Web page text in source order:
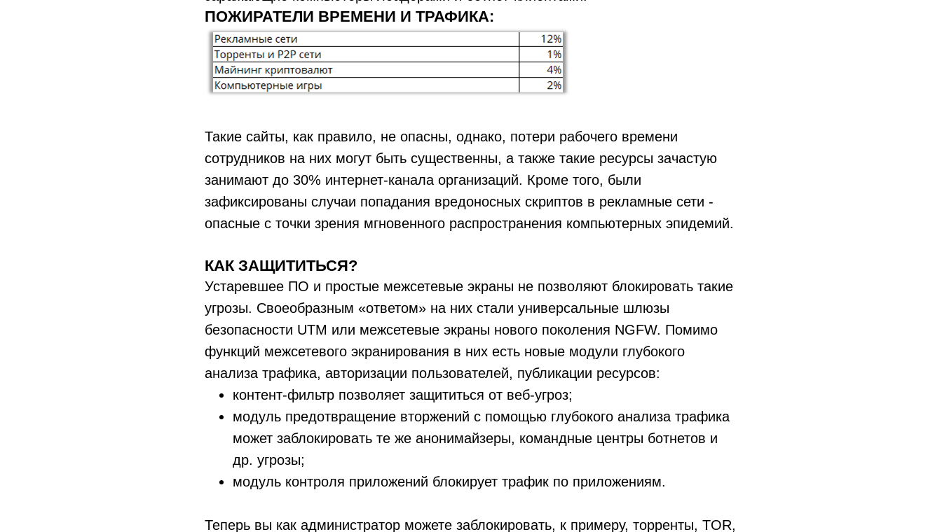
ПОЖИРАТЕЛИ ВРЕМЕНИ И ТРАФИКА:
Такие сайты, как правило, не опасны, однако, потери рабочего времени
сотрудников на них могут быть существенны, а также такие ресурсы зачастую
занимают до 30% интернет-канала организаций. Кроме того, были
зафиксированы случаи попадания вредоносных скриптов в рекламные сети -
опасные с точки зрения мгновенного распространения компьютерных эпидемий.
КАК ЗАЩИТИТЬСЯ?
Устаревшее ПО и простые межсетевые экраны не позволяют блокировать такие
угрозы. Своеобразным «ответом» на них стали универсальные шлюзы
безопасности UTM или межсетевые экраны нового поколения NGFW. Помимо
функций межсетевого экранирования в них есть новые модули глубокого
анализа трафика, авторизации пользователей, публикации ресурсов:
контент-фильтр позволяет защититься от веб-угроз;
модуль предотвращение вторжений с помощью глубокого анализа трафика
может заблокировать те же анонимайзеры, командные центры ботнетов и
др. угрозы;
модуль контроля приложений блокирует трафик по приложениям.
Теперь вы как администратор можете заблокировать, к примеру, торренты, TOR,